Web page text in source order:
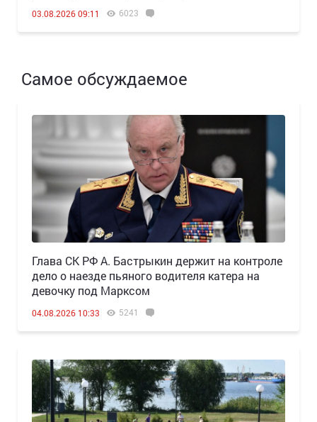
03.08.2026 09:11 6023
Самое обсуждаемое
Глава СК РФ А. Бастрыкин держит на контроле
дело о наезде пьяного водителя катера на
девочку под Марксом
04.08.2026 10:33 5241